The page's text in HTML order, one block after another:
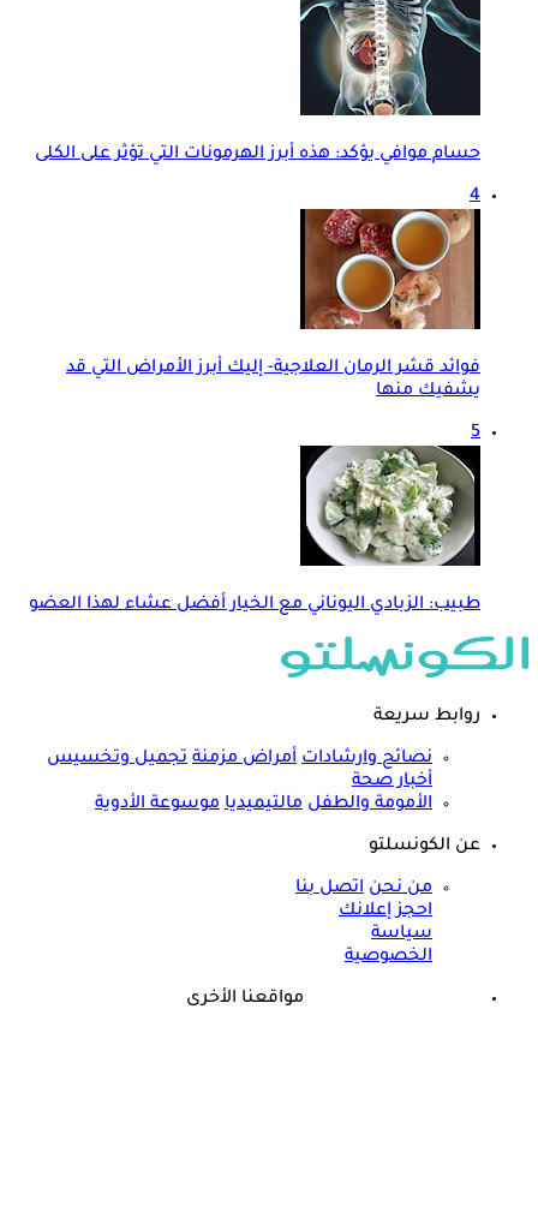
حسام موافي يؤكد: هذه أبرز الهرمونات التي تؤثر على الكلى
4
فوائد قشر الرمان العلاجية- إليك أبرز الأمراض التي قد
يشفيك منها
5
طبيب: الزبادي اليوناني مع الخيار أفضل عشاء لهذا العضو
روابط سريعة
نصائح وارشادات أمراض مزمنة تجميل وتخسيس
أخبار صحة
الأمومة والطفل مالتيميديا موسوعة الأدوية
عن الكونسلتو
من نحن اتصل بنا
احجز إعلانك
سياسة
الخصوصية
مواقعنا الأخرى